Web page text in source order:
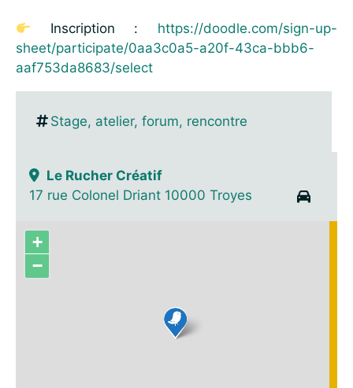
Inscription : https://doodle.com/sign-up-
sheet/participate/0aa3c0a5-a20f-43ca-bbb6-
aaf753da8683/select
Stage, atelier, forum, rencontre
Le Rucher Créatif
17 rue Colonel Driant 10000 Troyes
+
−